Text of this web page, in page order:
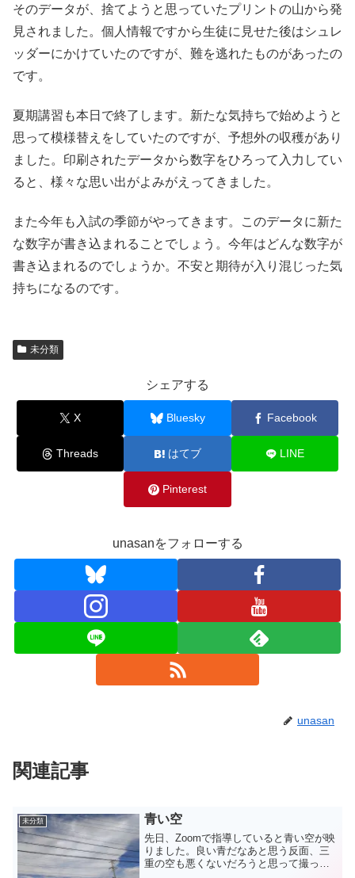
そのデータが、捨てようと思っていたプリントの山から発
見されました。個人情報ですから生徒に見せた後はシュレ
ッダーにかけていたのですが、難を逃れたものがあったの
です。
夏期講習も本日で終了します。新たな気持ちで始めようと
思って模様替えをしていたのですが、予想外の収穫があり
ました。印刷されたデータから数字をひろって入力してい
ると、様々な思い出がよみがえってきました。
また今年も入試の季節がやってきます。このデータに新た
な数字が書き込まれることでしょう。今年はどんな数字が
書き込まれるのでしょうか。不安と期待が入り混じった気
持ちになるのです。
未分類
シェアする
X Bluesky Facebook
Threads はてブ LINE
Pinterest
unasanをフォローする
unasan
関連記事
未分類 青い空
先日、Zoomで指導していると青い空が映
りました。良い青だなあと思う反面、三
重の空も悪くないだろうと思って撮った